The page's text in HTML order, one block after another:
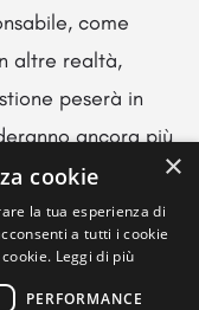
come
altre realtà,
peserà in
ancora più
accade, falle e
un intervento
– proprio il
×
cookie
la tua esperienza di
a tutti i cookie
Leggi di più
PERFORMANCE